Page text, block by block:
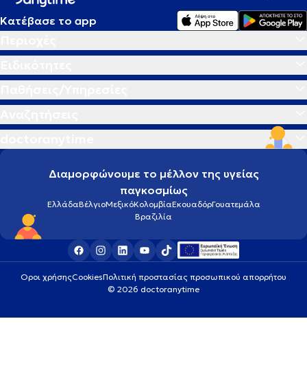
Κατέβασε το app
Διαμορφώνουμε το μέλλον της υγείας
παγκοσμίως
ΕλλάδαΒέλγιοΜεξικόΚολομβίαΕκουαδόρΓουατεμάλα
Βραζιλία
Οροι χρήσηςCookiesΠολιτική προστασίας προσωπικού απορρήτου
© 2026 doctoranytime